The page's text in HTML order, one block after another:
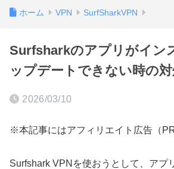
ホーム VPN SurfSharkVPN
Surfsharkのアプリがイン
ップデートできない時の
2026/03/10
※本記事にはアフィリエイト広告（
Surfshark VPNを使おうとして、アプ